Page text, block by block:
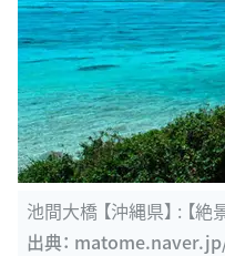
池間大橋 【沖縄県】 : 【
ER まとめ
出典：